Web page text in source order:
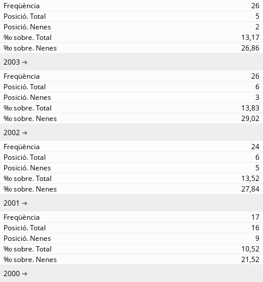
26
5
2
13,17
26,86
2003
26
6
3
13,83
29,02
2002
24
6
5
13,52
27,84
2001
17
16
9
10,52
21,52
2000